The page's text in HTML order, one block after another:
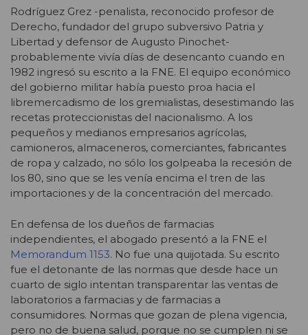
Rodríguez Grez -penalista, reconocido profesor de
Derecho, fundador del grupo subversivo Patria y
Libertad y defensor de Augusto Pinochet-
probablemente vivía días de desencanto cuando en
1982 ingresó su escrito a la FNE. El equipo económico
del gobierno militar había puesto proa hacia el
libremercadismo de los gremialistas, desestimando las
recetas proteccionistas del nacionalismo. A los
pequeños y medianos empresarios agrícolas,
camioneros, almaceneros, comerciantes, fabricantes
de ropa y calzado, no sólo los golpeaba la recesión de
los 80, sino que se les venía encima el tren de las
importaciones y de la concentración del mercado.
En defensa de los dueños de farmacias
independientes, el abogado presentó a la FNE el
Memorandum 1153. No fue una quijotada. Su escrito
fue el detonante de las normas que desde hace un
cuarto de siglo intentan transparentar las ventas de
laboratorios a farmacias y de farmacias a
consumidores. Normas que gozan de plena vigencia,
pero no de buena salud, porque no se cumplen ni se